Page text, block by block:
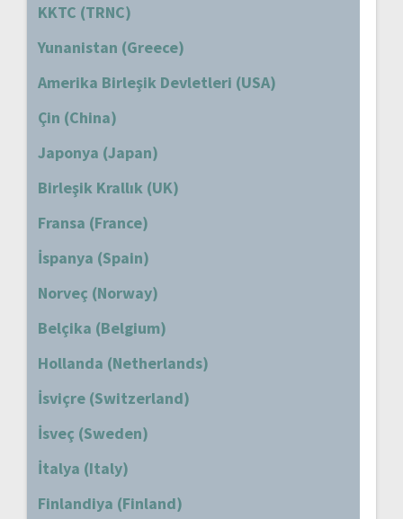
KKTC (TRNC)
Yunanistan (Greece)
Amerika Birleşik Devletleri (USA)
Çin (China)
Japonya (Japan)
Birleşik Krallık (UK)
Fransa (France)
İspanya (Spain)
Norveç (Norway)
Belçika (Belgium)
Hollanda (Netherlands)
İsviçre (Switzerland)
İsveç (Sweden)
İtalya (Italy)
Finlandiya (Finland)